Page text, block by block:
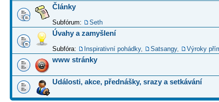
Články
Subfórum: Seth
Úvahy a zamyšlení
Subfóra: Inspirativní pohádky, Satsangy, Výroky
www stránky
Události, akce, přednášky, srazy a setkávání